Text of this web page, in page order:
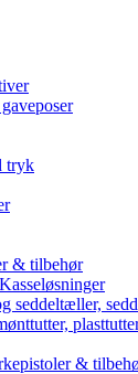
tryk
& tilbehør
seddeltæller,
&